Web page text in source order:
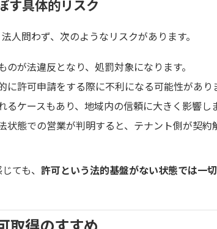
す具体的リスク
人問わず、次のようなリスクがあります。
のが法違反となり、処罰対象になります。
に許可申請をする際に不利になる可能性があり
るケースもあり、地域内の信頼に大きく影響し
状態での営業が判明すると、テナント側が契約
ても、 許可という法的基盤がない状態では一
取得のすすめ